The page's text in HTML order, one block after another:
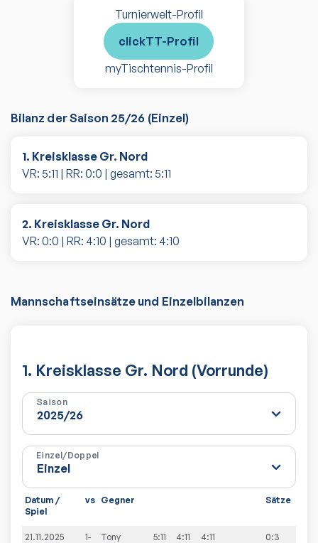
Turnierwelt-Profil
clickTT-Profil
myTischtennis-Profil
Bilanz der Saison 25/26 (Einzel)
1. Kreisklasse Gr. Nord
VR: 5:11 | RR: 0:0 | gesamt: 5:11
2. Kreisklasse Gr. Nord
VR: 0:0 | RR: 4:10 | gesamt: 4:10
Mannschaftseinsätze und Einzelbilanzen
1. Kreisklasse Gr. Nord (Vorrunde)
Saison
Einzel/Doppel
Datum /
Spiel
vs Gegner Sätze
21.11.2025
1-
Tony
5:11 4:11 4:11 0:3